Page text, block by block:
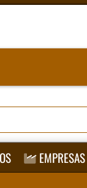
EMPRESAS